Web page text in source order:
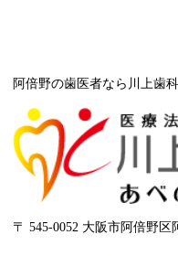
阿倍野の歯医者なら川上歯
〒 545-0052 大阪市阿倍野区